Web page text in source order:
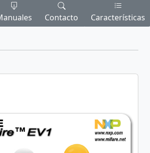
Contacto Características